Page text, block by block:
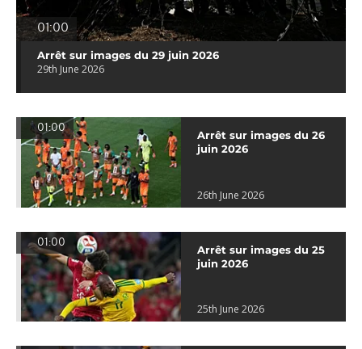
01:00
Arrêt sur images du 29 juin 2026
29th June 2026
01:00
Arrêt sur images du 26
juin 2026
26th June 2026
01:00
Arrêt sur images du 25
juin 2026
25th June 2026